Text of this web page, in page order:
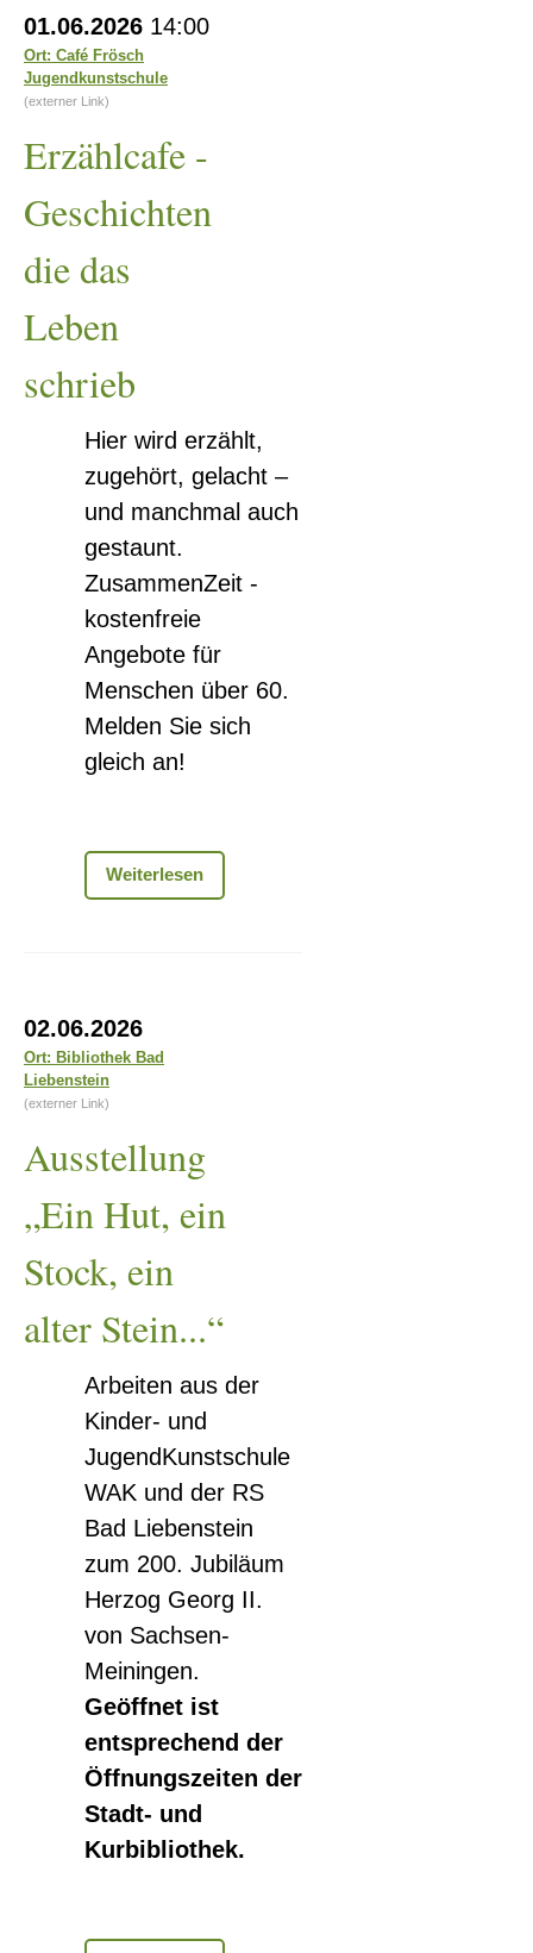
01.06.2026 14:00
Ort: Café Frösch
Jugendkunstschule
(externer Link)
Erzählcafe -
Geschichten
die das
Leben
schrieb
Hier wird erzählt,
zugehört, gelacht –
und manchmal auch
gestaunt.
ZusammenZeit -
kostenfreie
Angebote für
Menschen über 60.
Melden Sie sich
gleich an!
WeiterlesenErzählcafe
-
02.06.2026
Ort: Bibliothek Bad
Liebenstein
(externer Link)
Ausstellung
„Ein Hut, ein
Stock, ein
alter Stein...“
Arbeiten aus der
Kinder- und
JugendKunstschule
WAK und der RS
Bad Liebenstein
zum 200. Jubiläum
Herzog Georg II.
von Sachsen-
Meiningen.
Geöffnet ist
entsprechend der
Öffnungszeiten der
Stadt- und
Kurbibliothek.